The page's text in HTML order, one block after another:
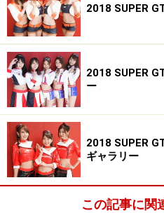
楽天市場でレースクィー
ク
2018 SUPER
2018 SUPER
ー
2018 SUPER
ギャラリー
この記事に関